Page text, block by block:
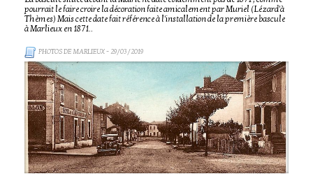
pourrait le faire croire la décoration faite amicalement par Muriel (Lézard'à
Thèmes) Mais cette date fait référence à l'installation de la première bascule
à Marlieux en 1871..
PHOTOS DE MARLIEUX- 29/03/2019